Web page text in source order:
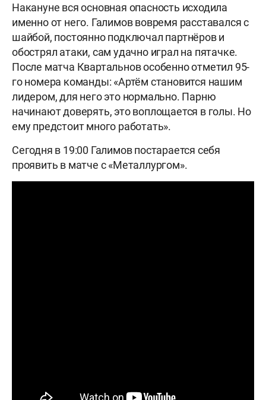
Накануне вся основная опасность исходила
именно от него. Галимов вовремя расставался с
шайбой, постоянно подключал партнёров и
обострял атаки, сам удачно играл на пятачке.
После матча Квартальнов особенно отметил 95-
го номера команды: «Артём становится нашим
лидером, для него это нормально. Парню
начинают доверять, это воплощается в голы. Но
ему предстоит много работать».
Сегодня в 19:00 Галимов постарается себя
проявить в матче с «Металлургом».